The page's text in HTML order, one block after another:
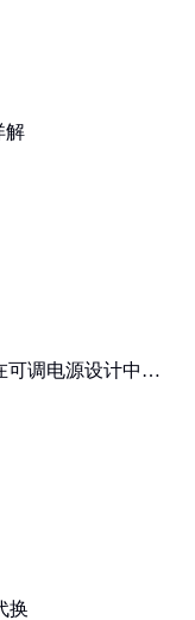
解
可调电源设计中的
换